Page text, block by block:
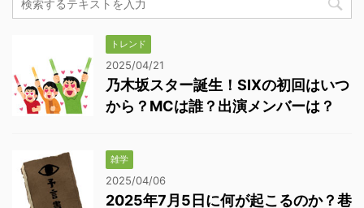
トレンド
2025/04/21
乃木坂スター誕生！SIXの初回はいつ
から？MCは誰？出演メンバーは？
雑学
2025/04/06
2025年7月5日に何が起こるのか？巷